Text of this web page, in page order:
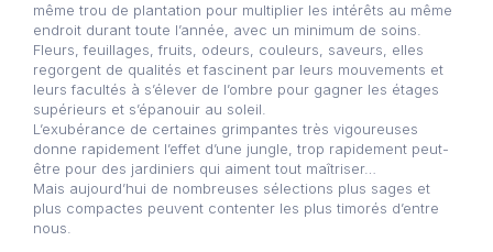
même trou de plantation pour multiplier les intérêts au même
endroit durant toute l’année, avec un minimum de soins.
Fleurs, feuillages, fruits, odeurs, couleurs, saveurs, elles
regorgent de qualités et fascinent par leurs mouvements et
leurs facultés à s’élever de l’ombre pour gagner les étages
supérieurs et s’épanouir au soleil.
L’exubérance de certaines grimpantes très vigoureuses
donne rapidement l’effet d’une jungle, trop rapidement peut-
être pour des jardiniers qui aiment tout maîtriser…
Mais aujourd’hui de nombreuses sélections plus sages et
plus compactes peuvent contenter les plus timorés d’entre
nous.